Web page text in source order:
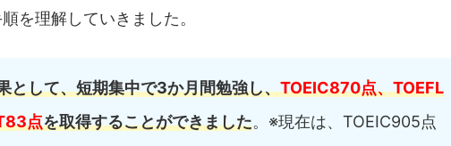
を理解していきました。
として、短期集中で3か月間勉強し、TOEIC870点、TOEFL
点を取得することができました。※現在は、TOEIC905点